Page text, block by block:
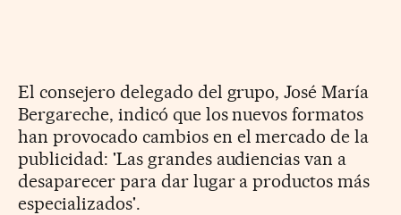
El consejero delegado del grupo, José María
Bergareche, indicó que los nuevos formatos
han provocado cambios en el mercado de la
publicidad: 'Las grandes audiencias van a
desaparecer para dar lugar a productos más
especializados'.